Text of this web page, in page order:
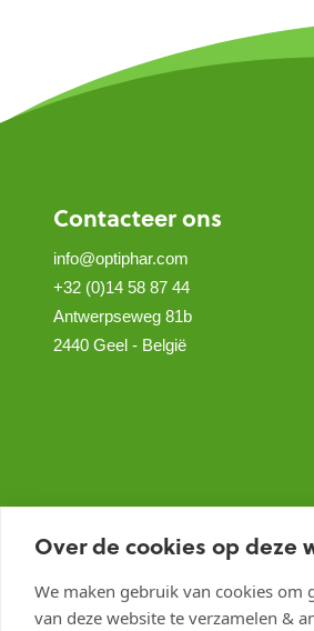
Over de cookies op deze
We maken gebruik van cookies om
van deze website te verzamelen &
Contacteer ons
info@optiphar.com
+32 (0)14 58 87 44
Antwerpseweg 81b
2440 Geel - België